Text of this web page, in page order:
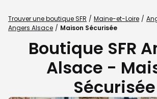
Trouver une boutique SFR Maine-et-Loire
Angers Alsace
Maison Sécurisée
Boutique SFR
Alsace -
Sécurisée